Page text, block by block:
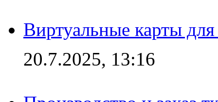
Виртуальные карты
20.7.2025, 13:16